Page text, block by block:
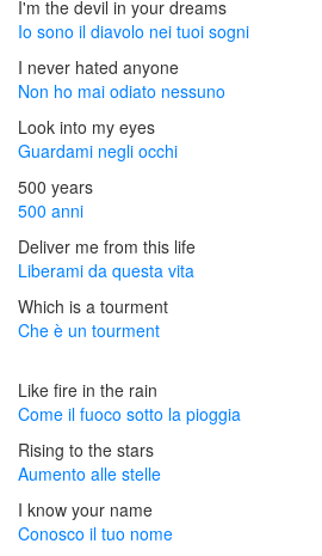
I'm the devil in your dreams
Io sono il diavolo nei tuoi sogni
I never hated anyone
Non ho mai odiato nessuno
Look into my eyes
Guardami negli occhi
500 years
500 anni
Deliver me from this life
Liberami da questa vita
Which is a tourment
Che è un tourment
Like fire in the rain
Come il fuoco sotto la pioggia
Rising to the stars
Aumento alle stelle
I know your name
Conosco il tuo nome